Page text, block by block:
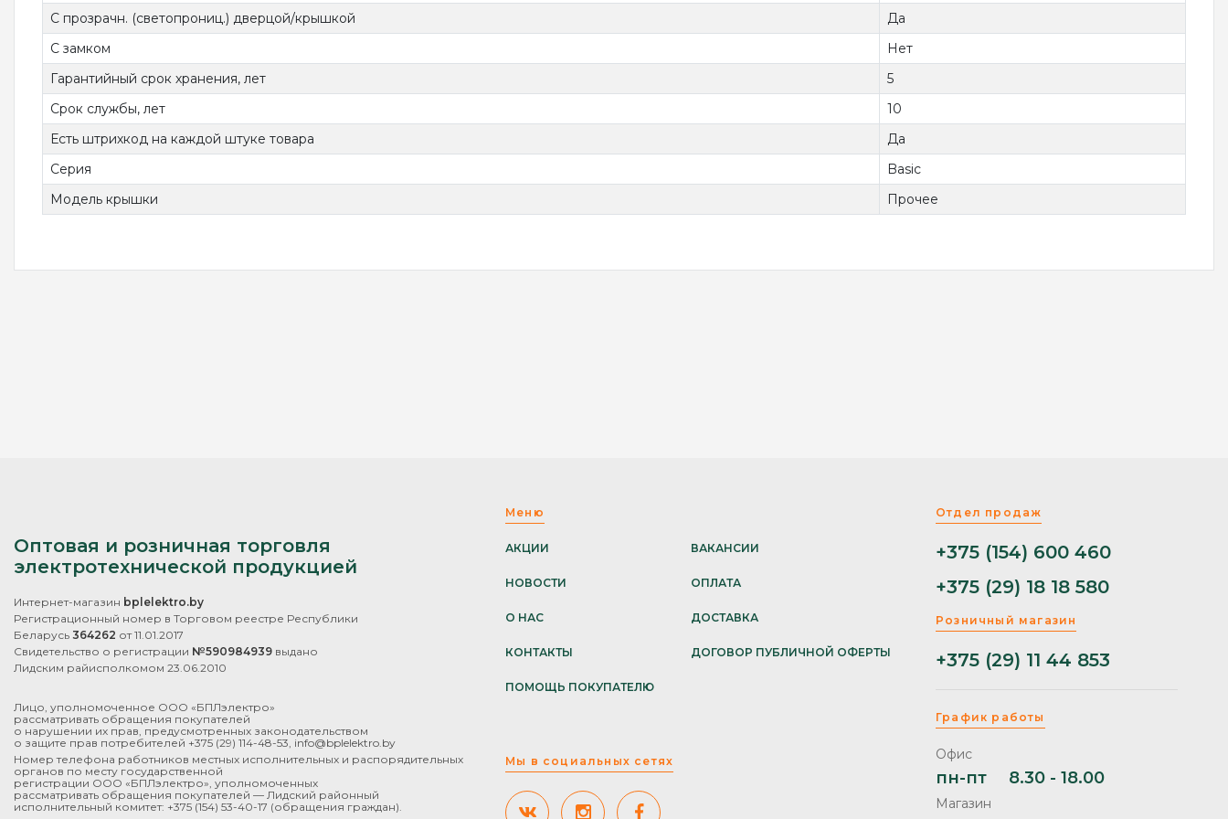
С прозрачн. (светопрониц.) дверцой/крышкой
Да
С замком
Нет
Гарантийный срок хранения, лет
5
Срок службы, лет
10
Есть штрихкод на каждой штуке товара
Да
Серия
Basic
Модель крышки
Прочее
Оптовая и розничная торговля
электротехнической продукцией
Интернет-магазин bplelektro.by
Регистрационный номер в Торговом реестре Республики
Беларусь 364262 от 11.01.2017
Свидетельство о регистрации №590984939 выдано
Лидским райисполкомом 23.06.2010
Лицо, уполномоченное ООО «БПЛэлектро»
рассматривать обращения покупателей
о нарушении их прав, предусмотренных законодательством
о защите прав потребителей +375 (29) 114-48-53 info@bplelektro.by
Номер телефона работников местных исполнительных и распорядительных
органов по месту государственной
регистрации ООО «БПЛэлектро», уполномоченных
рассматривать обращения покупателей — Лидский районный
исполнительный комитет: +375 (154) 53-40-17 (обращения граждан).
Меню
АКЦИИ
НОВОСТИ
О НАС
КОНТАКТЫ
ПОМОЩЬ ПОКУПАТЕЛЮ
ВАКАНСИИ
ОПЛАТА
ДОСТАВКА
ДОГОВОР ПУБЛИЧНОЙ ОФЕРТЫ
Мы в социальных сетях
Отдел продаж
+375 (154) 600 460
+375 (29) 18 18 580
Розничный магазин
+375 (29) 11 44 853
График работы
Офис
пн-пт 8.30 - 18.00
Магазин